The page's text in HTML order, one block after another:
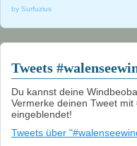
by Surfuzius
Tweets
Du kannst deine
Vermerke deinen Tweet
eingeblendet!
Tweets über